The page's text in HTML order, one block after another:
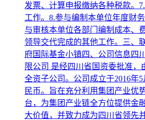
发票、计算申报缴纳各种税款。
工作。8.参与编制本单位年度财
与审核本单位各部门编制成本、
领导交代完成的其他工作。三、
府国际基金小镇四、公司信息四
限公司 是经四川省国资委批准，
全资子公司。公司成立于2016年
民币。旨在充分利用集团产业优
台，为集团产业链全方位提供金
大价值，并致力成为四川省领先